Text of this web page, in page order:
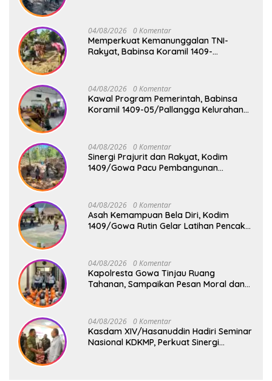
04/08/2026 0 Komentar
Memperkuat Kemanunggalan TNI-
Rakyat, Babinsa Koramil 1409-
04/08/2026 0 Komentar
Kawal Program Pemerintah, Babinsa
Koramil 1409-05/Pallangga Kelurahan
04/08/2026 0 Komentar
Sinergi Prajurit dan Rakyat, Kodim
1409/Gowa Pacu Pembangunan
04/08/2026 0 Komentar
Asah Kemampuan Bela Diri, Kodim
1409/Gowa Rutin Gelar Latihan Pencak
04/08/2026 0 Komentar
Kapolresta Gowa Tinjau Ruang
Tahanan, Sampaikan Pesan Moral dan
04/08/2026 0 Komentar
Kasdam XIV/Hasanuddin Hadiri Seminar
Nasional KDKMP, Perkuat Sinergi